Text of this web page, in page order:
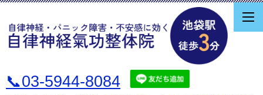
📞03-5944-8084